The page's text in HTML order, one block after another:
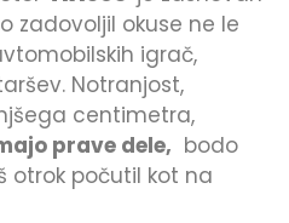
zadovoljil okuse ne le
igrač,
Notranjost,
centimetra,
prave dele, bodo
otrok počutil kot na